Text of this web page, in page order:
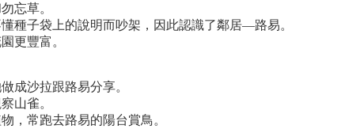
忘草。
種子袋上的說明而吵架，因此認識了鄰居—路易。
更豐富。
成沙拉跟路易分享。
山雀。
，常跑去路易的陽台賞鳥。